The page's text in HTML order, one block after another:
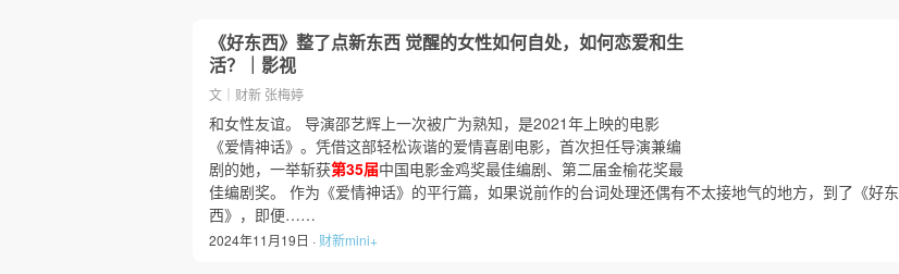
《好东西》整了点新东西 觉醒的女性如何自处，如何恋爱和生
活？｜影视
文｜财新 张梅婷
和女性友谊。 导演邵艺辉上一次被广为熟知，是2021年上映的电影
《爱情神话》。凭借这部轻松诙谐的爱情喜剧电影，首次担任导演兼编
剧的她，一举斩获第35届中国电影金鸡奖最佳编剧、第二届金榆花奖最
佳编剧奖。 作为《爱情神话》的平行篇，如果说前作的台词处理还偶有不太接地气的地方，到了《好东
西》，即便……
2024年11月19日 · 财新mini+